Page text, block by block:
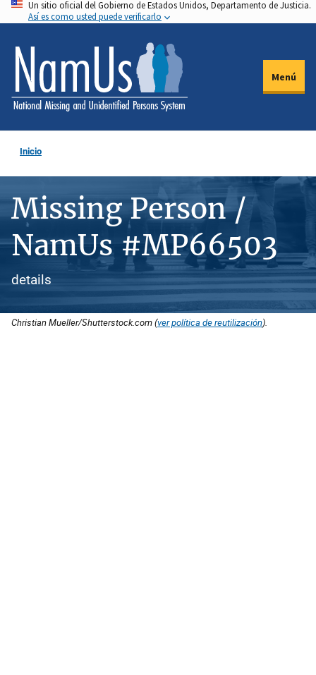
Pasar
al
contenido
principal
Un sitio oficial del Gobierno de Estados Unidos, Departamento de Justicia.
Así es como usted puede verificarlo
Menú
Inicio
Missing Person /
NamUs #MP66503
details
Christian Mueller/Shutterstock.com (ver política de reutilización).